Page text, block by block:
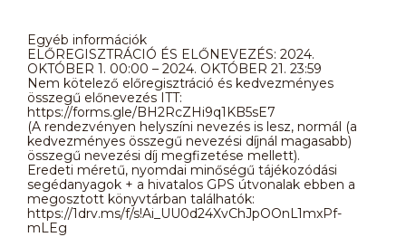
Egyéb információk
ELŐREGISZTRÁCIÓ ÉS ELŐNEVEZÉS: 2024.
OKTÓBER 1. 00:00 – 2024. OKTÓBER 21. 23:59
Nem kötelező előregisztráció és kedvezményes
összegű előnevezés ITT:
https://forms.gle/BH2RcZHi9q1KB5sE7
(A rendezvényen helyszíni nevezés is lesz, normál (a
kedvezményes összegű nevezési díjnál magasabb)
összegű nevezési díj megfizetése mellett).
Eredeti méretű, nyomdai minőségű tájékozódási
segédanyagok + a hivatalos GPS útvonalak ebben a
megosztott könyvtárban találhatók:
https://1drv.ms/f/s!Ai_UU0d24XvChJpOOnL1mxPf-
mLEg